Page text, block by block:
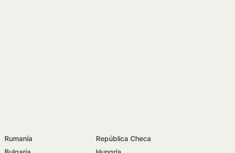
Rumanía
República Checa